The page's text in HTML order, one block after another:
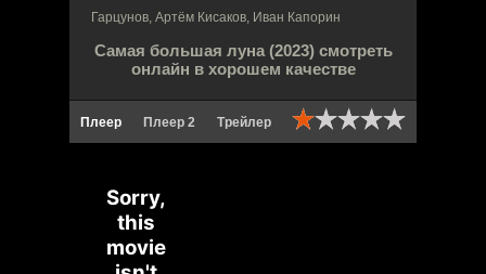
Гарцунов, Артём Кисаков, Иван Капорин
Самая большая луна (2023) смотреть
онлайн в хорошем качестве
Плеер Плеер 2 Трейлер